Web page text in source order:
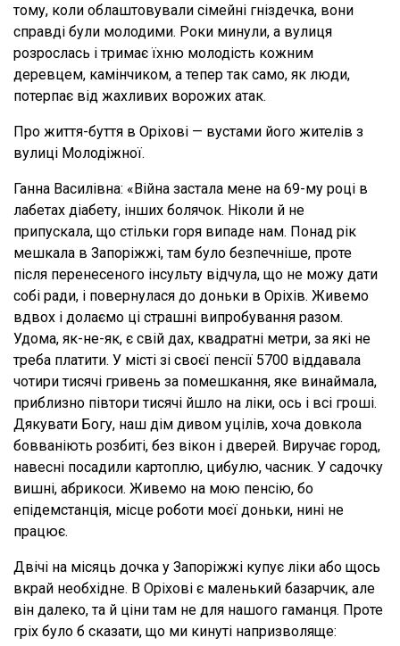
тому, коли облаштовували сімейні гніздечка, вони
справді були молодими. Роки минули, а вулиця
розрослась і тримає їхню молодість кожним
деревцем, камінчиком, а тепер так само, як люди,
потерпає від жахливих ворожих атак.
Про життя-буття в Оріхові — вустами його жителів з
вулиці Молодіжної.
Ганна Василівна: «Війна застала мене на 69-му році в
лабетах діабету, інших болячок. Ніколи й не
припускала, що стільки горя випаде нам. Понад рік
мешкала в Запоріжжі, там було безпечніше, проте
після перенесеного інсульту відчула, що не можу дати
собі ради, і повернулася до доньки в Оріхів. Живемо
вдвох і долаємо ці страшні випробування разом.
Удома, як-не-як, є свій дах, квадратні метри, за які не
треба платити. У місті зі своєї пенсії 5700 віддавала
чотири тисячі гривень за помешкання, яке винаймала,
приблизно півтори тисячі йшло на ліки, ось і всі гроші.
Дякувати Богу, наш дім дивом уцілів, хоча довкола
бовваніють розбиті, без вікон і дверей. Виручає город,
навесні посадили картоплю, цибулю, часник. У садочку
вишні, абрикоси. Живемо на мою пенсію, бо
епідемстанція, місце роботи моєї доньки, нині не
працює.
Двічі на місяць дочка у Запоріжжі купує ліки або щось
вкрай необхідне. В Оріхові є маленький базарчик, але
він далеко, та й ціни там не для нашого гаманця. Проте
гріх було б сказати, що ми кинуті напризволяще: